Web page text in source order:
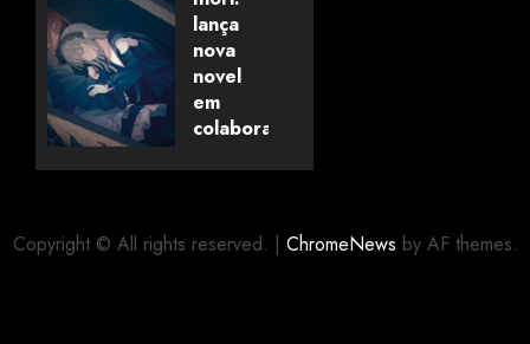
anunciado
pela
Universo
dos
Livros
lança
nova
novel
em
colaboração
Copyright © All rights reserved. | ChromeNews by AF themes.